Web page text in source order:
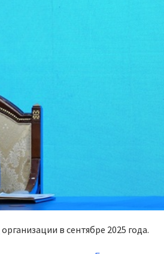
организации в сентябре 2025 года.